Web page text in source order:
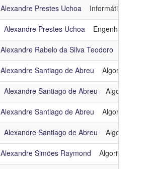
Alexandre Prestes Uchoa Informática e
Alexandre Prestes Uchoa Engenharia de
Alexandre Rabelo da Silva Teodoro
Alexandre Santiago de Abreu Algoritmos e
Alexandre Santiago de Abreu Algoritmos e
Alexandre Santiago de Abreu Algoritmos e
Alexandre Santiago de Abreu Algoritmos e
Alexandre Simões Raymond Algoritmos e